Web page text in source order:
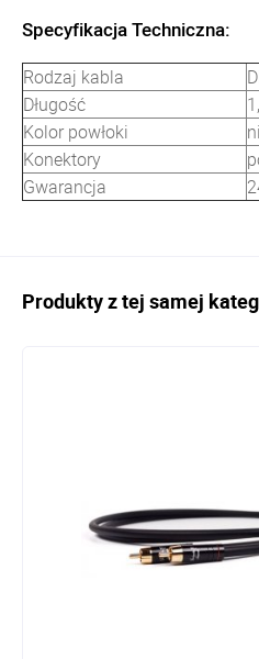
Specyfikacja Techniczna:
Rodzaj kabla
Długość
Kolor powłoki
Konektory
Gwarancja
Produkty z tej samej